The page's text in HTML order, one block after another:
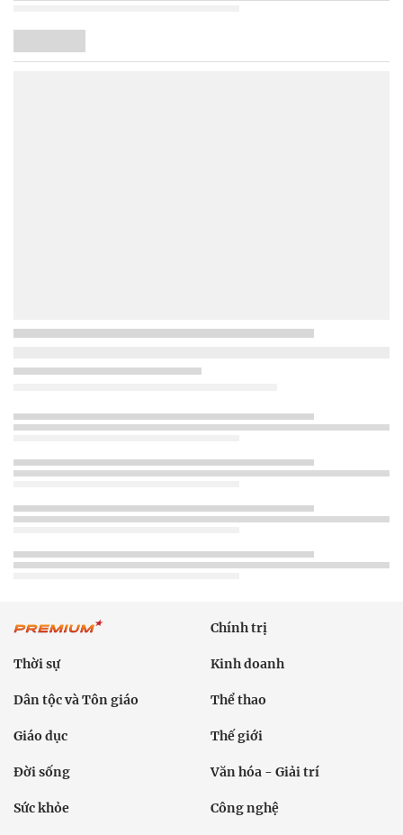
Chính trị
Thời sự Kinh doanh
Dân tộc và Tôn giáo Thể thao
Giáo dục Thế giới
Đời sống Văn hóa - Giải trí
Sức khỏe Công nghệ